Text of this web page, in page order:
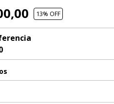
13% OFF